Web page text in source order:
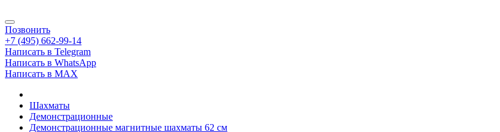
Позвонить
+7 (495) 662-99-14
Написать в Telegram
Написать в WhatsApp
Написать в MAX
Шахматы
Демонстрационные
Демонстрационные магнитные шахматы 62 см